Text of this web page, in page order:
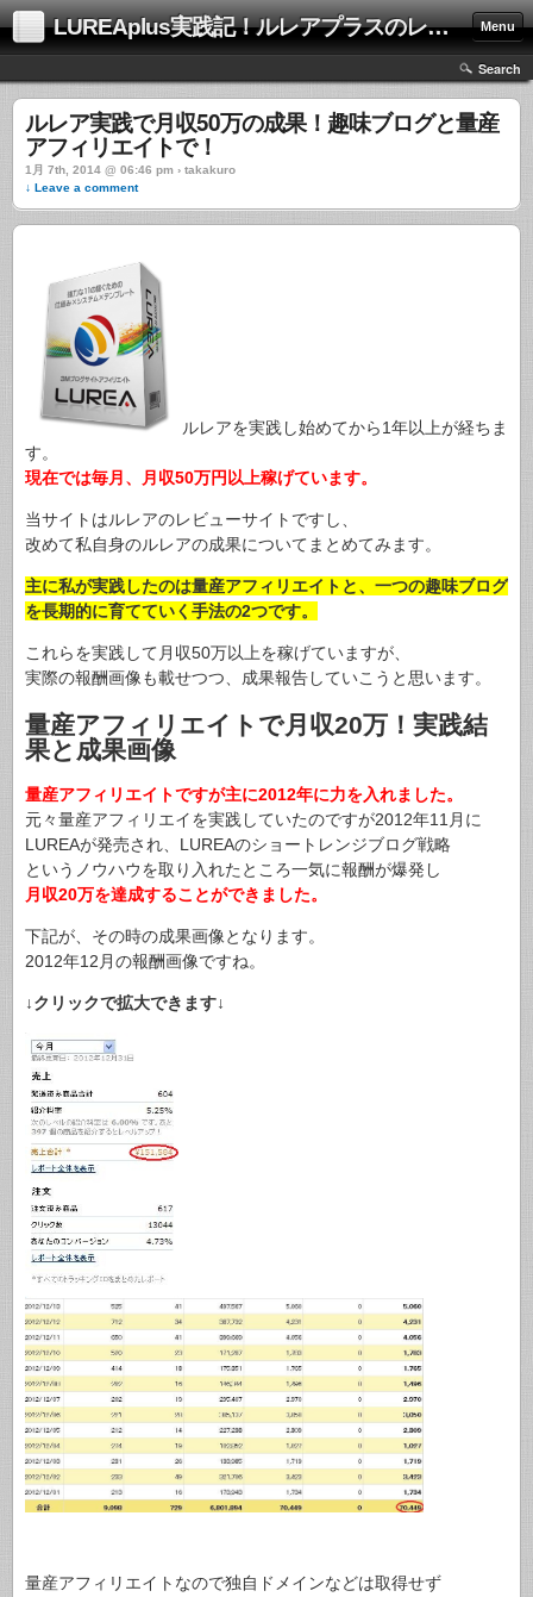
LUREAplus実践記！ルレアプラスのレビューサイト！ Menu
Search
ルレア実践で月収50万の成果！趣味ブログと量産
アフィリエイトで！
1月 7th, 2014 @ 06:46 pm › takakuro
↓ Leave a comment
ルレアを実践し始めてから1年以上が経ちま
す。
現在では毎月、月収50万円以上稼げています。
当サイトはルレアのレビューサイトですし、
改めて私自身のルレアの成果についてまとめてみます。
主に私が実践したのは量産アフィリエイトと、一つの趣味ブログ
を長期的に育てていく手法の2つです。
これらを実践して月収50万以上を稼げていますが、
実際の報酬画像も載せつつ、成果報告していこうと思います。
量産アフィリエイトで月収20万！実践結
果と成果画像
量産アフィリエイトですが主に2012年に力を入れました。
元々量産アフィリエイを実践していたのですが2012年11月に
LUREAが発売され、LUREAのショートレンジブログ戦略
というノウハウを取り入れたところ一気に報酬が爆発し
月収20万を達成することができました。
下記が、その時の成果画像となります。
2012年12月の報酬画像ですね。
↓クリックで拡大できます↓
量産アフィリエイトなので独自ドメインなどは取得せず